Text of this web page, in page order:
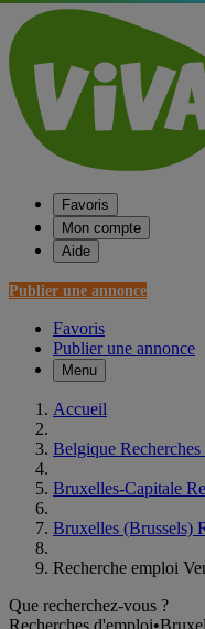
Favoris
Mon compte
Aide
Publier une annonce
Favoris
Publier une annonce
Menu
Accueil
Belgique
Bruxelles-Capitale
Bruxelles (Brussels)
Recherche emploi
Que recherchez-vous ?